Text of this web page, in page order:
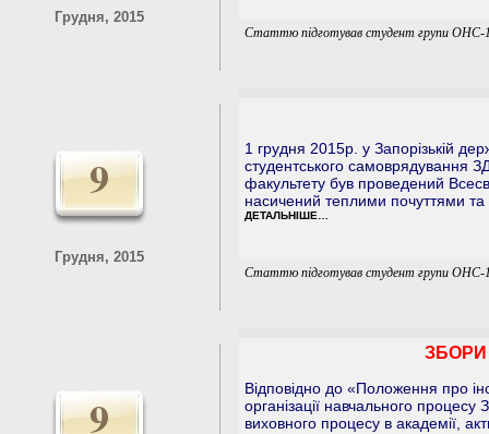
Грудня, 2015
Статтю підготував студент групи ОНС-
9
Грудня, 2015
1 грудня 2015p. у Запорізькій
студентського самоврядування
факультету був проведений
насичений теплими почуттями та
ДЕТАЛЬНІШЕ…
Статтю підготував студент групи ОНС-
9
ЗБОРИ
Відповідно до «Положення про
організації навчального
виховного процесу в академії,